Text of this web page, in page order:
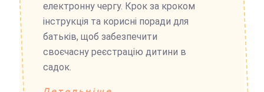
електронну чергу. Крок за кроком
інструкція та корисні поради для
батьків, щоб забезпечити
своєчасну реєстрацію дитини в
садок.